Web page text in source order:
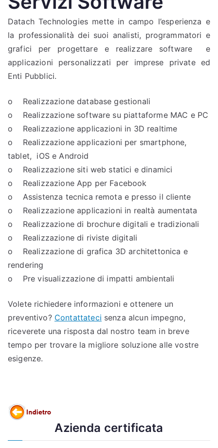
Datach Technologies mette in campo l’esperienza e
la professionalità dei suoi analisti, programmatori e
grafici per progettare e realizzare software e
applicazioni personalizzati per imprese private ed
Enti Pubblici.
o Realizzazione database gestionali
o Realizzazione software su piattaforme MAC e PC
o Realizzazione applicazioni in 3D realtime
o Realizzazione applicazioni per smartphone,
tablet, iOS e Android
o Realizzazione siti web statici e dinamici
o Realizzazione App per Facebook
o Assistenza tecnica remota e presso il cliente
o Realizzazione applicazioni in realtà aumentata
o Realizzazione di brochure digitali e tradizionali
o Realizzazione di riviste digitali
o Realizzazione di grafica 3D architettonica e
rendering
o Pre visualizzazione di impatti ambientali
Volete richiedere informazioni e ottenere un
preventivo? Contattateci senza alcun impegno,
riceverete una risposta dal nostro team in breve
tempo per trovare la migliore soluzione alle vostre
esigenze.
Azienda certificata